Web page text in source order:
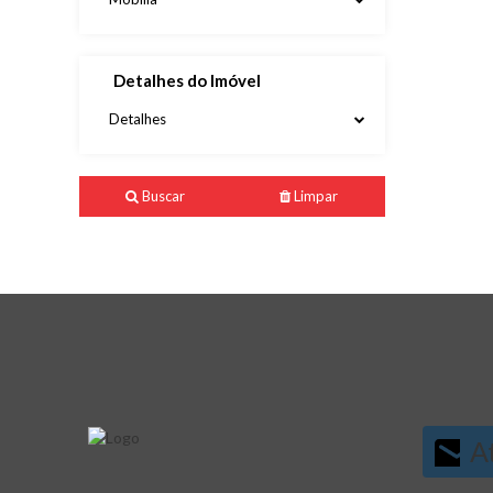
Detalhes do Imóvel
Detalhes
Buscar Limpar